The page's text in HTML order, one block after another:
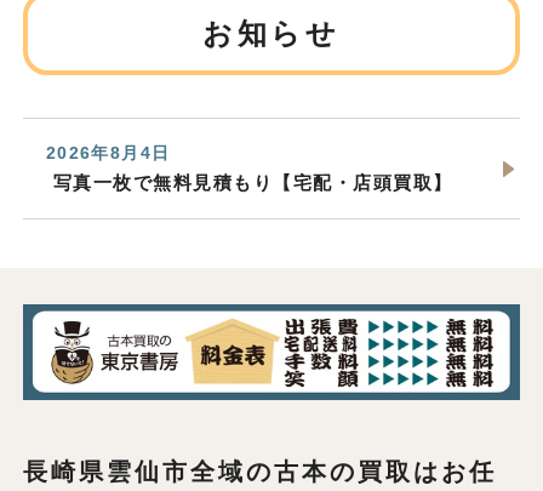
お知らせ
2026年8月4日
写真一枚で無料見積もり【宅配・店頭買取】
長崎県雲仙市全域の古本の買取はお任